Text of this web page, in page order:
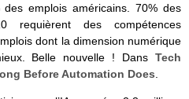
emplois américains. 70% des
requièrent des compétences
dont la dimension numérique
Belle nouvelle ! Dans Tech
Before Automation Does